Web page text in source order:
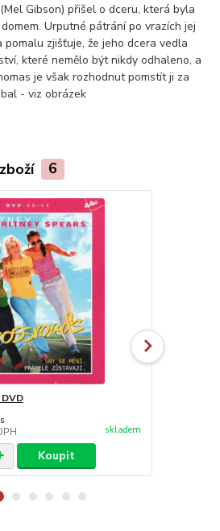
Gibson) přišel o dceru, která byla
Urputné pátrání po vrazích jej
zjišťuje, že jeho dcera vedla
které nemělo být nikdy odhaleno, a
je však rozhodnut pomstít ji za
- viz obrázek
6
skladem
Koupit